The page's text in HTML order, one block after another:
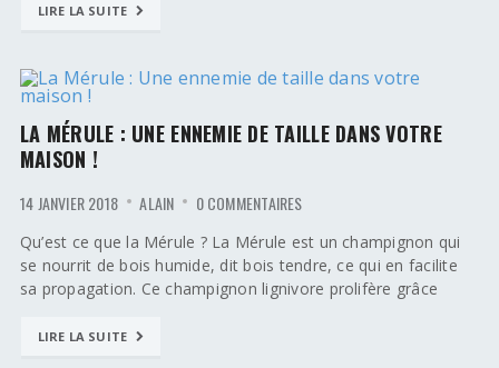
LIRE LA SUITE
LA MÉRULE : UNE ENNEMIE DE TAILLE DANS VOTRE
MAISON !
14 JANVIER 2018 ALAIN 0 COMMENTAIRES
Qu’est ce que la Mérule ? La Mérule est un champignon qui
se nourrit de bois humide, dit bois tendre, ce qui en facilite
sa propagation. Ce champignon lignivore prolifère grâce
LIRE LA SUITE